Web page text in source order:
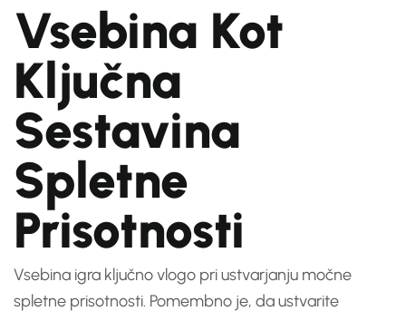
Vsebina Kot
Ključna
Sestavina
Spletne
Prisotnosti
Vsebina igra ključno vlogo pri ustvarjanju močne
spletne prisotnosti. Pomembno je, da ustvarite